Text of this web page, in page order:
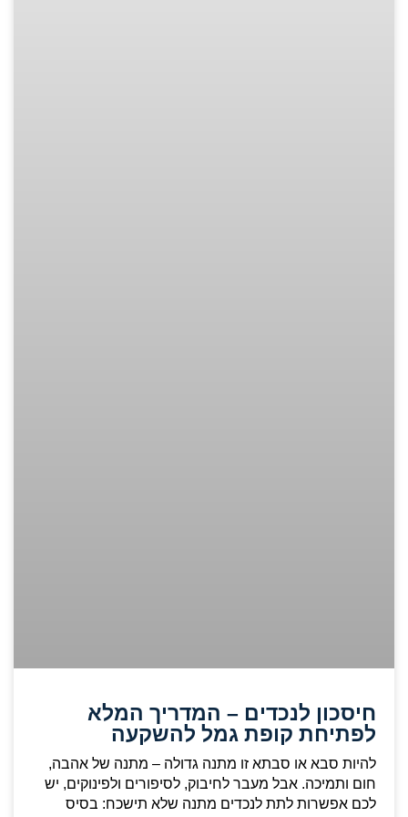
חיסכון לנכדים – המדריך המלא
לפתיחת קופת גמל להשקעה
להיות סבא או סבתא זו מתנה גדולה – מתנה של אהבה,
חום ותמיכה. אבל מעבר לחיבוק, לסיפורים ולפינוקים, יש
לכם אפשרות לתת לנכדים מתנה שלא תישכח: בסיס